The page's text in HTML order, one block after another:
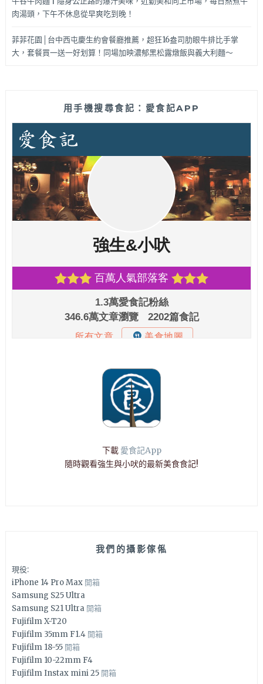
肉湯頭，下午不休息從早爽吃到晚！
菲菲花園│台中西屯慶生約會餐廳推薦，超狂16盎司肋眼牛排比手掌
大，套餐買一送一好划算！同場加映濃郁黑松露燉飯與義大利麵～
用手機搜尋食記：愛食記APP
下載 愛食記App
隨時觀看強生與小吠的最新美食食記!
我們的攝影傢俬
現役:
iPhone 14 Pro Max 開箱
Samsung S25 Ultra
Samsung S21 Ultra 開箱
Fujifilm X-T20
Fujifilm 35mm F1.4 開箱
Fujifilm 18-55 開箱
Fujifilm 10-22mm F4
Fujifilm Instax mini 25 開箱